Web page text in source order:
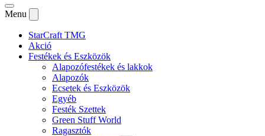
Menu
StarCraft TMG
Akció
Festékek és Eszközök
Alapozófestékek és lakkok
Alapozók
Ecsetek és Eszközök
Egyéb
Festék Szettek
Green Stuff World
Ragasztók